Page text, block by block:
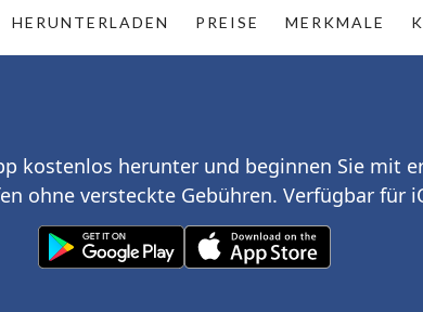
HERUNTERLADEN PREISE MERKMALE
kostenlos herunter und beginnen Sie mit
ohne versteckte Gebühren. Verfügbar für